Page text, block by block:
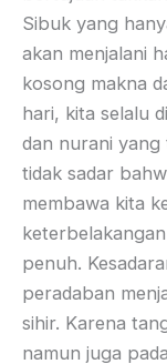
Sibuk yang
akan menjalani
kosong makna
hari, kita selalu
dan nurani yang
tidak sadar
membawa kita
penuh.
peradaban
sihir. Karena
namun juga